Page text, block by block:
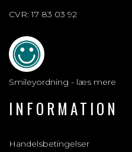
CVR: 17 83 03 92
Smileyordning - læs mere
INFORMATION
Handelsbetingelser